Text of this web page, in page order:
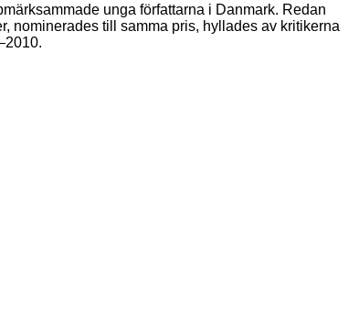
unga författarna i Danmark. Redan
nominerades till samma pris, hyllades av kritikerna